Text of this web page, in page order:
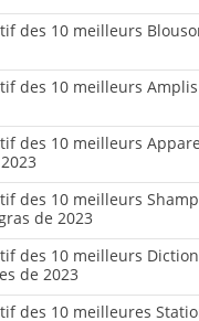
des 10 meilleurs
des 10 meilleurs
des 10 meilleurs
des 10 meilleurs
de 2023
des 10 meilleurs
de 2023
des 10 meilleures